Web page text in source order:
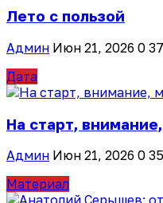
Лето с пользой
Админ Июн 21, 2026 0 37
Дата
На старт,
Админ Июн 21, 2026 0 35
Материал